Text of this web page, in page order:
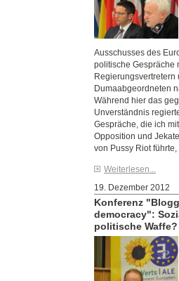
Ausschusses des
politische Gespräche
Regierungsvertretern
Dumaabgeordneten
Während hier das
Unverständnis
Gespräche, die ich
Opposition und
von Pussy Riot
Weiterlesen...
19. Dezember 2012
Konferenz
democracy":
politische Waffe?